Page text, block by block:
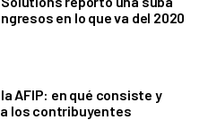
en lo que va del 2020
AFIP: en qué consiste y
los contribuyentes